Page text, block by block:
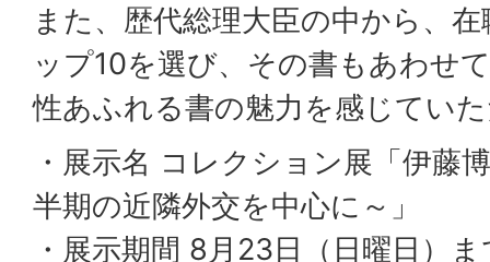
また、歴代総理大臣の中から、
ップ10を選び、その書もあわせ
性あふれる書の魅力を感じてい
・展示名 コレクション展「伊藤
半期の近隣外交を中心に～」
・展示期間 8月23日（日曜日）ま